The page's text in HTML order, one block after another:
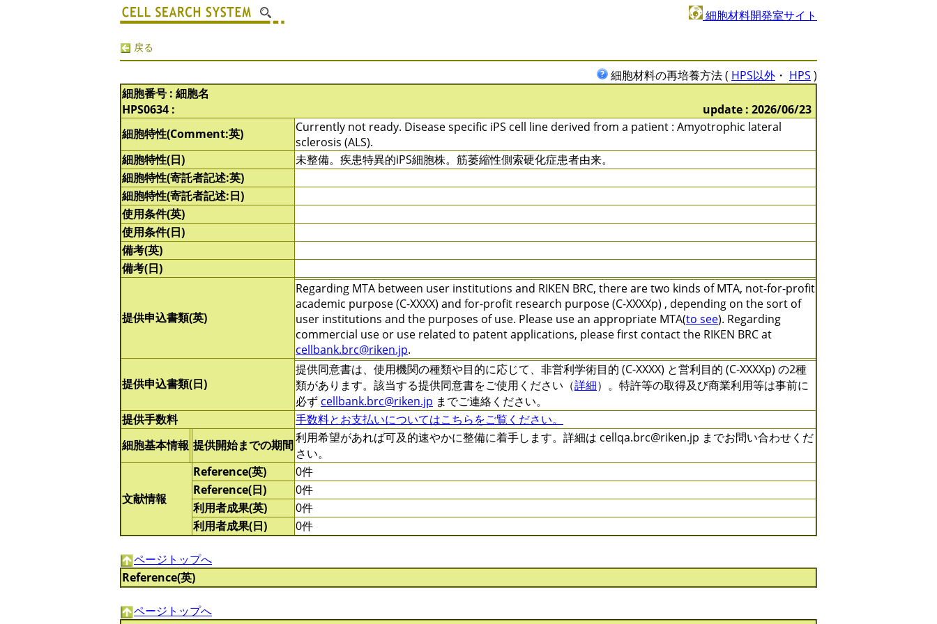
細胞材料開発室サイト
戻る
細胞材料の再培養方法 ( HPS以外 ・ HPS )
細胞番号 : 細胞名
HPS0634 :
update : 2026/06/23
細胞特性(Comment:英)
Currently not ready. Disease specific iPS cell line derived from a patient : Amyotrophic lateral
sclerosis (ALS).
細胞特性(日)
未整備。疾患特異的iPS細胞株。筋萎縮性側索硬化症患者由来。
細胞特性(寄託者記述:英)
細胞特性(寄託者記述:日)
使用条件(英)
使用条件(日)
備考(英)
備考(日)
提供申込書類(英)
Regarding MTA between user institutions and RIKEN BRC, there are two kinds of MTA, not-for-profit
academic purpose (C-XXXX) and for-profit research purpose (C-XXXXp) , depending on the sort of
user institutions and the purposes of use. Please use an appropriate MTA(to see). Regarding
commercial use or use related to patent applications, please first contact the RIKEN BRC at
cellbank.brc@riken.jp.
提供申込書類(日)
提供同意書は、使用機関の種類や目的に応じて、非営利学術目的 (C-XXXX) と営利目的 (C-XXXXp) の2種
類があります。該当する提供同意書をご使用ください（詳細）。特許等の取得及び商業利用等は事前に
必ず cellbank.brc@riken.jp までご連絡ください。
提供手数料
手数料とお支払いについてはこちらをご覧ください。
細胞基本情報 提供開始までの期間利用希望があれば可及的速やかに整備に着手します。詳細は cellqa.brc@riken.jp までお問い合わせくだ
さい。
文献情報
Reference(英)
0件
Reference(日)
0件
利用者成果(英)
0件
利用者成果(日)
0件
ページトップへ
Reference(英)
ページトップへ